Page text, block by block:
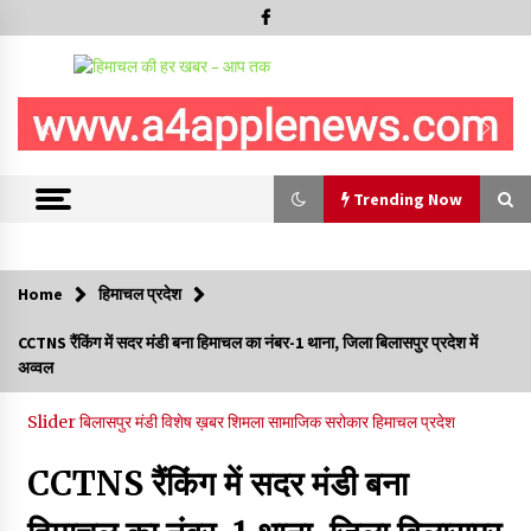
Trending Now
हमीरपुर के बड़सर में मनाया जाएगा राज्यस्तरीय स्वतंत्रता दिवस समारोह, CM
सुक्खू करेंगे ध्वजारोहण
07/08/2026
Home हिमाचल प्रदेश
CCTNS रैंकिंग में सदर मंडी बना हिमाचल का नंबर-1 थाना, जिला बिलासपुर प्रदेश में
अव्वल
Sliderबिलासपुरमंडीविशेष ख़बरशिमलासामाजिक सरोकारहिमाचल प्रदेश
CCTNS रैंकिंग में सदर मंडी बना